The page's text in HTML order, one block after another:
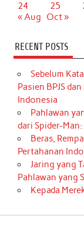
24
25
« Aug
Oct »
RECENT POSTS
Sebelum
Pasien BPJS
Indonesia
Pahlawan
dari Spider-
Beras,
Pertahanan
Jaring yang
Pahlawan yang
Kepada